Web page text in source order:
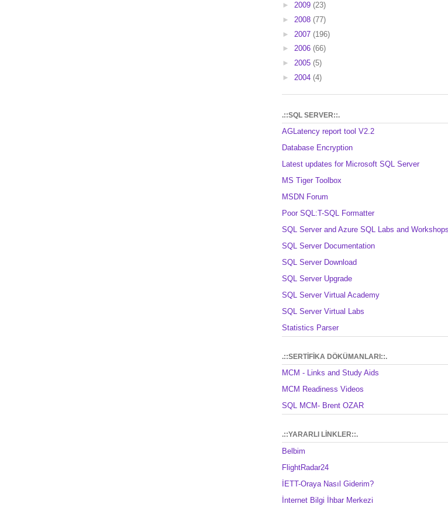
► 2009 (23)
► 2008 (77)
► 2007 (196)
► 2006 (66)
► 2005 (5)
► 2004 (4)
.::SQL SERVER::.
AGLatency report tool V2.2
Database Encryption
Latest updates for Microsoft SQL Server
MS Tiger Toolbox
MSDN Forum
Poor SQL:T-SQL Formatter
SQL Server and Azure SQL Labs and
SQL Server Documentation
SQL Server Download
SQL Server Upgrade
SQL Server Virtual Academy
SQL Server Virtual Labs
Statistics Parser
.::SERTİFİKA DÖKÜMANLARI::.
MCM - Links and Study Aids
MCM Readiness Videos
SQL MCM- Brent OZAR
.::YARARLI LİNKLER::.
Belbim
FlightRadar24
İETT-Oraya Nasıl Giderim?
İnternet Bilgi İhbar Merkezi